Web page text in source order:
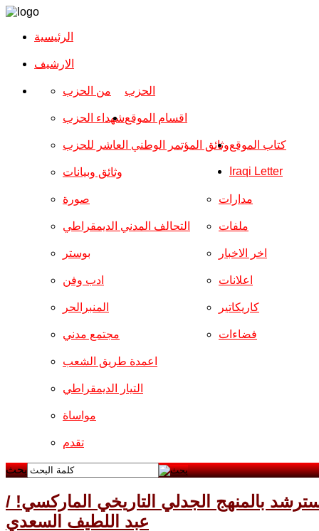
الرئيسية
الارشیف
الحزب من الحزب
شهداء الحزب
وثائق المؤتمر الوطني العاشر للحزب
وثائق وبيانات
اقسام الموقع
صورة
التحالف المدني الديمقراطي
بوستر
ادب وفن
المنبرالحر
مجتمع مدني
مدارات
ملفات
اخر الاخبار
اعلانات
كاريكاتير
فضاءات
اعمدة طريق الشعب
التيار الديمقراطي
مواساة
تقدم
كتاب الموقع
Iraqi Letter
بحث
بالمنهج الجدلي التاريخي الماركسي! /
عبد اللطيف السعدي